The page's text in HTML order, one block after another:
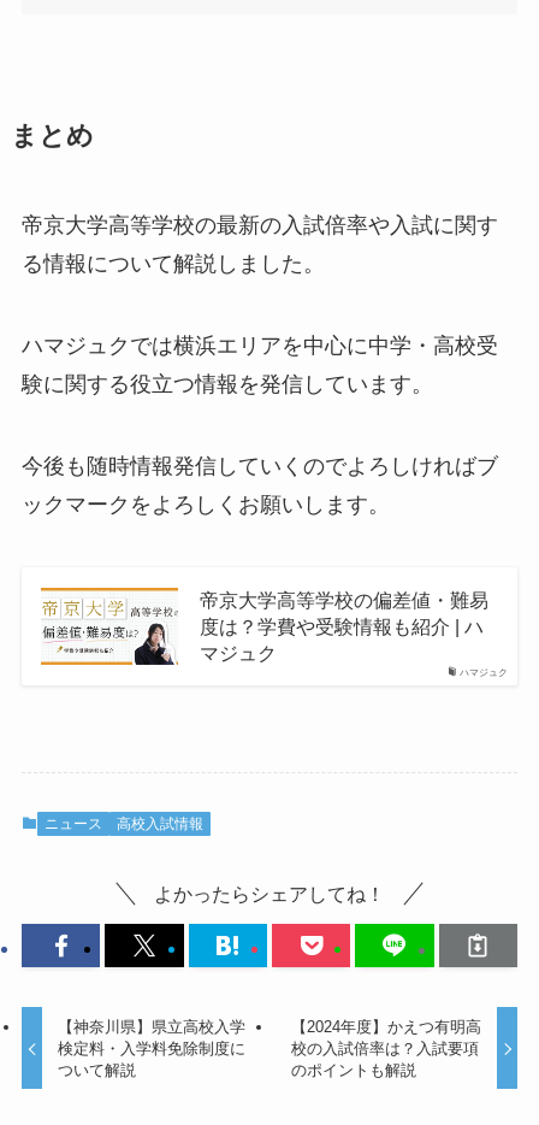
まとめ
帝京大学高等学校の最新の入試倍率や入試に関す
る情報について解説しました。
ハマジュクでは横浜エリアを中心に中学・高校受
験に関する役立つ情報を発信しています。
今後も随時情報発信していくのでよろしければブ
ックマークをよろしくお願いします。
ハマジュク
帝京大学高等学校の偏差値・難易
度は？学費や受験情報も紹介 | ハ
マジュク
ニュース 高校入試情報
よかったらシェアしてね！
【神奈川県】県立高校入学
検定料・入学料免除制度に
ついて解説
【2024年度】かえつ有明高
校の入試倍率は？入試要項
のポイントも解説